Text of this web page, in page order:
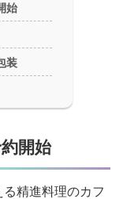
始
装
開始
精進料理のカフ